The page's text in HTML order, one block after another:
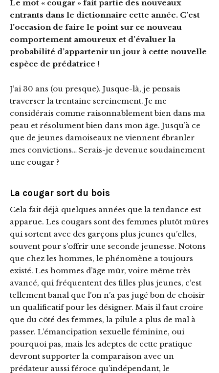
Le mot « cougar » fait partie des nouveaux
entrants dans le dictionnaire cette année. C’est
l’occasion de faire le point sur ce nouveau
comportement amoureux et d’évaluer la
probabilité d’appartenir un jour à cette nouvelle
espèce de prédatrice !
J’ai 30 ans (ou presque). Jusque-là, je pensais
traverser la trentaine sereinement. Je me
considérais comme raisonnablement bien dans ma
peau et résolument bien dans mon âge. Jusqu’à ce
que de jeunes damoiseaux ne viennent ébranler
mes convictions… Serais-je devenue soudainement
une cougar ?
La cougar sort du bois
Cela fait déjà quelques années que la tendance est
apparue. Les cougars sont des femmes plutôt mûres
qui sortent avec des garçons plus jeunes qu’elles,
souvent pour s’offrir une seconde jeunesse. Notons
que chez les hommes, le phénomène a toujours
existé. Les hommes d’âge mûr, voire même très
avancé, qui fréquentent des filles plus jeunes, c’est
tellement banal que l’on n’a pas jugé bon de choisir
un qualificatif pour les désigner. Mais il faut croire
que du côté des femmes, la pilule a plus de mal à
passer. L’émancipation sexuelle féminine, oui
pourquoi pas, mais les adeptes de cette pratique
devront supporter la comparaison avec un
prédateur aussi féroce qu’indépendant, le